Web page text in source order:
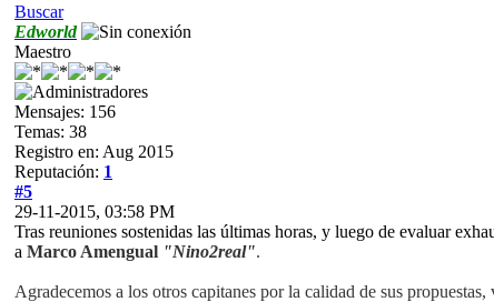
Buscar
Edworld
Maestro
Mensajes: 156
Temas: 38
Registro en: Aug 2015
Reputación: 1
#5
29-11-2015, 03:58 PM
Tras reuniones sostenidas las últimas horas, y luego de evaluar
a Marco Amengual "Nino2real".
Agradecemos a los otros capitanes por la calidad de sus